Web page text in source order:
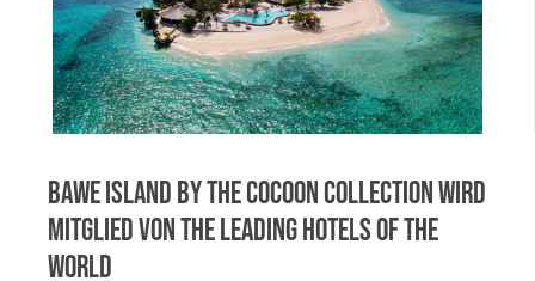
Bawe Island by The Cocoon Collection wird
Mitglied von The Leading Hotels of the
World